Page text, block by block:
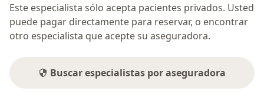
Este especialista sólo acepta pacientes privados. Usted
puede pagar directamente para reservar, o encontrar
otro especialista que acepte su aseguradora.
Buscar especialistas por aseguradora